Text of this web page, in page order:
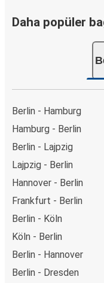
Daha popüler
Berlin - Hamburg
Hamburg - Berlin
Berlin - Lajpzig
Lajpzig - Berlin
Hannover - Berlin
Frankfurt - Berlin
Berlin - Köln
Köln - Berlin
Berlin - Hannover
Berlin - Dresden